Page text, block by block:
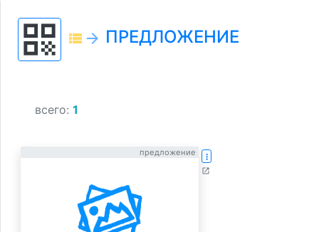
qr_code view_list arrow_forward ПРЕДЛОЖЕНИЕ
всего: 1
предложение more_vert
open_in_new